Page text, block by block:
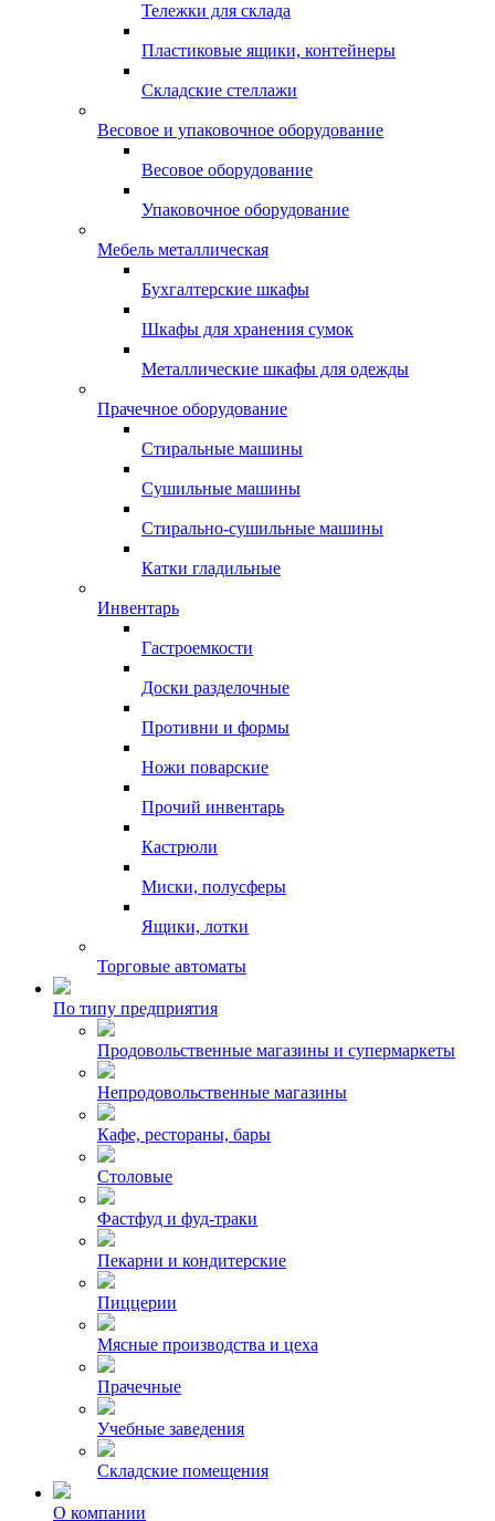
Тележки для склада
Пластиковые ящики, контейнеры
Складские стеллажи
Весовое и упаковочное оборудование
Весовое оборудование
Упаковочное оборудование
Мебель металлическая
Бухгалтерские шкафы
Шкафы для хранения сумок
Металлические шкафы для одежды
Прачечное оборудование
Стиральные машины
Сушильные машины
Стирально-сушильные машины
Катки гладильные
Инвентарь
Гастроемкости
Доски разделочные
Противни и формы
Ножи поварские
Прочий инвентарь
Кастрюли
Миски, полусферы
Ящики, лотки
Торговые автоматы
По типу предприятия
Продовольственные магазины и супермаркеты
Непродовольственные магазины
Кафе, рестораны, бары
Столовые
Фастфуд и фуд-траки
Пекарни и кондитерские
Пиццерии
Мясные производства и цеха
Прачечные
Учебные заведения
Складские помещения
О компании